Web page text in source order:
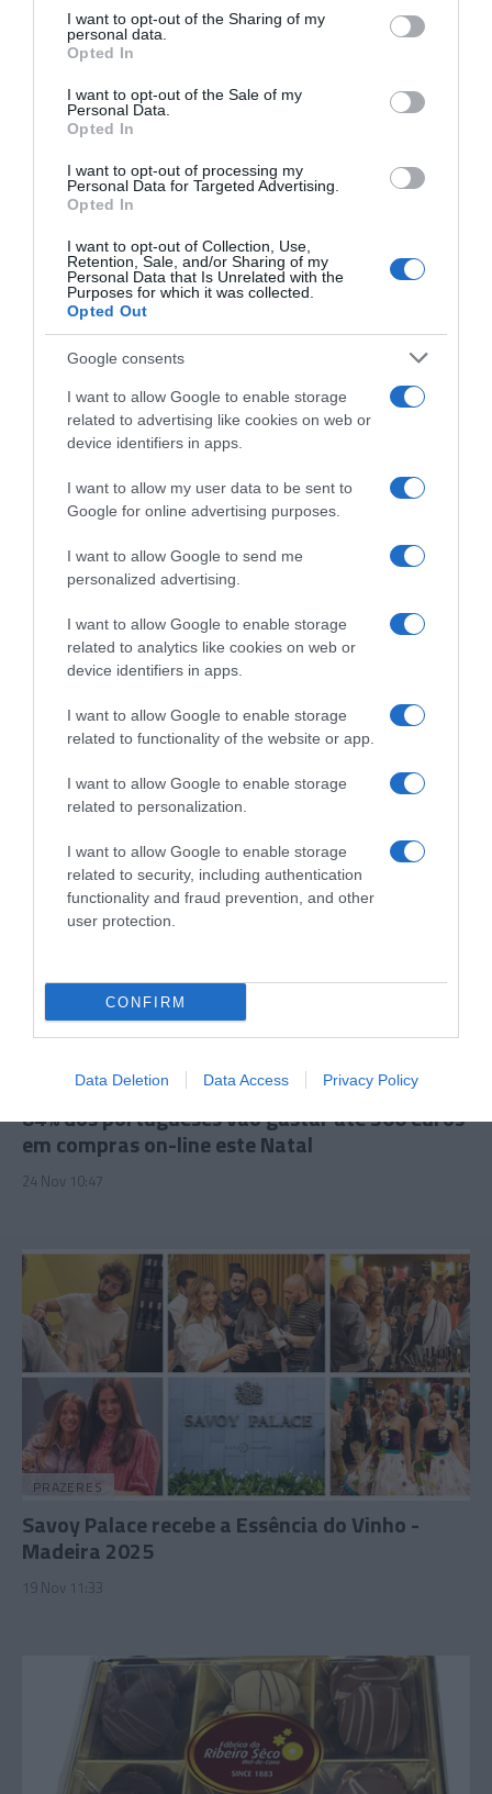
not limited to your visit or usage behaviour. You may click to
grant or deny consent to Google and its third-party tags to
use your data for below specified purposes in below Google
consent section.
I want to opt-out of the Sharing of my
personal data.
Opted In
I want to opt-out of the Sale of my
Personal Data.
Opted In
I want to opt-out of processing my
Personal Data for Targeted Advertising.
Opted In
I want to opt-out of Collection, Use,
Retention, Sale, and/or Sharing of my
Personal Data that Is Unrelated with the
Purposes for which it was collected.
Opted Out
Google consents
I want to allow Google to enable storage
related to advertising like cookies on web or
device identifiers in apps.
I want to allow my user data to be sent to
Google for online advertising purposes.
I want to allow Google to send me
personalized advertising.
I want to allow Google to enable storage
related to analytics like cookies on web or
device identifiers in apps.
I want to allow Google to enable storage
related to functionality of the website or app.
I want to allow Google to enable storage
related to personalization.
I want to allow Google to enable storage
related to security, including authentication
functionality and fraud prevention, and other
user protection.
CONFIRM
Data Deletion Data Access Privacy Policy
PRODUTOS E MARCAS
Forum Madeira reinventa a Black Friday com
três dias dedicados à calma e ao bem-estar
25 Nov 10:41
PRODUTOS E MARCAS
MSC Cruzeiros assinala Black Friday com
descontos até 50%
10 Nov 15:47
PRAZERES
84% dos portugueses vão gastar até 300 euros
em compras on-line este Natal
24 Nov 10:47
PRAZERES
Savoy Palace recebe a Essência do Vinho -
Madeira 2025
19 Nov 11:33